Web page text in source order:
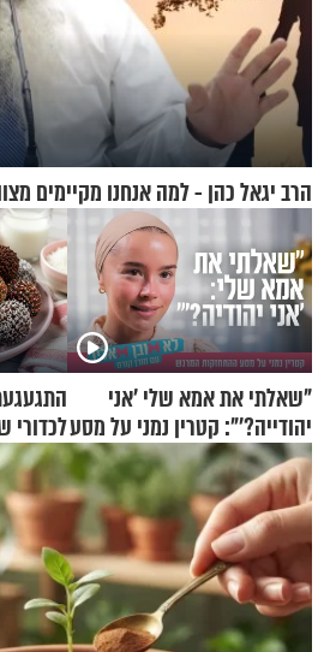
הרב יגאל כהן - למה אנחנו מקיימים
"שאלתי את אמא שלי 'אני
יהודייה?'": קטרין נמני על מסע
ההתחזקות המרגש
לכדורי